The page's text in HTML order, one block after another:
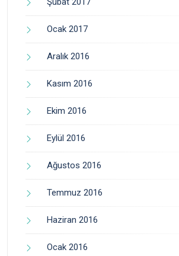
Ocak 2017
Aralık 2016
Kasım 2016
Ekim 2016
Eylül 2016
Ağustos 2016
Temmuz 2016
Haziran 2016
Ocak 2016